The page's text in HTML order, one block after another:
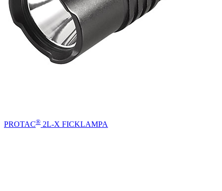
PROTAC® 2L-X FICKLAMPA